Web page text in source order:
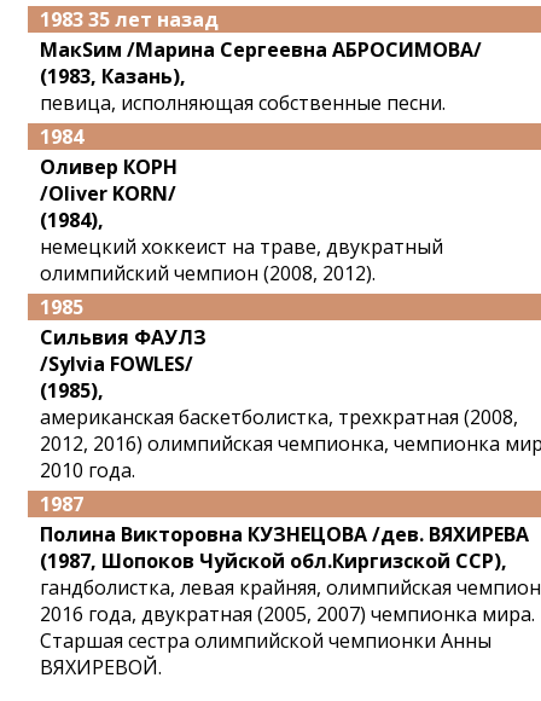
1983 35 лет назад
МакSим /Марина Сергеевна АБРОСИМОВА/
(1983, Казань),
певица, исполняющая собственные песни.
1984
Оливер КОРН
/Oliver KORN/
(1984),
немецкий хоккеист на траве, двукратный
олимпийский чемпион (2008, 2012).
1985
Сильвия ФАУЛЗ
/Sylvia FOWLES/
(1985),
американская баскетболистка, трехкратная (2008,
2012, 2016) олимпийская чемпионка, чемпионка
2010 года.
1987
Полина Викторовна КУЗНЕЦОВА /дев. ВЯХИРЕВА
(1987, Шопоков Чуйской обл.Киргизской ССР),
гандболистка, левая крайняя, олимпийская
2016 года, двукратная (2005, 2007) чемпионка мира.
Старшая сестра олимпийской чемпионки Анны
ВЯХИРЕВОЙ.